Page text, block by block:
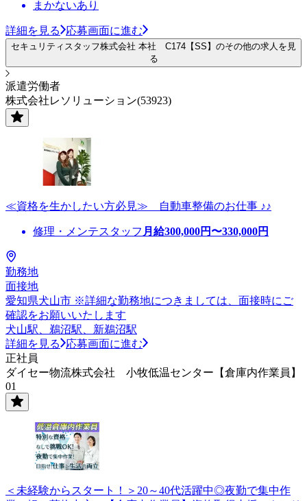
まかないあり
詳細を見る 応募画面に進む
セキュリティスタッフ株式会社 本社 C174【SS】のその他の求人を見
る
派遣労働者
株式会社レソリューション(53923)
≪資格を生かしたい方必見≫ 自動車整備のお仕事 ♪♪
修理・メンテスタッフ 月給300,000円〜330,000円
勤務地
面接地
愛知県犬山市 ※詳細な勤務地につきましては、面接時にご
確認をお願いいたします
犬山駅、鵜沼駅、新鵜沼駅
詳細を見る
応募画面に進む
正社員
ダイセー物流株式会社 小牧低温センター【倉庫内作業員】
01
＜未経験からスタート！＞20～40代活躍中◎夜勤で集中作